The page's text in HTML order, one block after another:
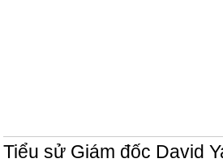
Tiểu sử Giám đốc David